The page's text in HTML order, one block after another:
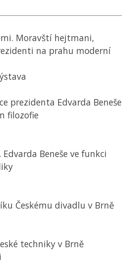
Moravští hejtmani,
na prahu moderní
prezidenta Edvarda Beneše
filozofie
Beneše ve funkci
Českému divadlu v Brně
techniky v Brně